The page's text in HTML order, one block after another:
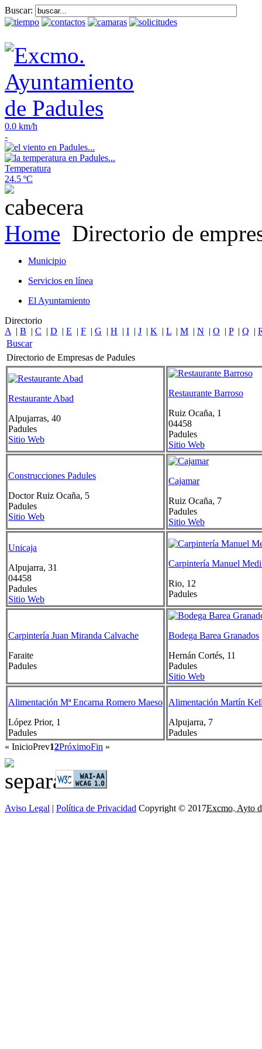
Buscar:
0.0 km/h
-
Temperatura
24.5 ºC
Home Directorio de
Municipio
Servicios en línea
El Ayuntamiento
Directorio
A | B | C | D | E | F | G | H | I | J | K | L | M | N | O | P| Q |
Buscar
Directorio de Empresas de Padules
Restaurante Abad
Alpujarras, 40
Padules
Sitio Web
Restaurante Barroso
Ruiz Ocaña, 1
04458
Padules
Sitio Web
Construcciones Padules
Doctor Ruiz Ocaña, 5
Padules
Sitio Web
Cajamar
Ruiz Ocaña, 7
Padules
Sitio Web
Unicaja
Alpujarra, 31
04458
Padules
Sitio Web
Carpintería Manuel
Rio, 12
Padules
Carpintería Juan Miranda Calvache
Faraite
Padules
Bodega Barea Granados
Hernán Cortés, 11
Padules
Sitio Web
Alimentación Mª Encarna Romero Maeso
López Prior, 1
Padules
Alimentación Martín
Alpujarra, 7
Padules
« InicioPrev12PróximoFin »
Aviso Legal | Política de Privacidad Copyright © 2017Excmo. Ayto